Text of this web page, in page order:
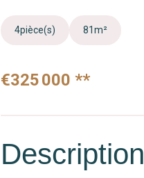
4pièce(s) 81m²
€325 000 **
Description